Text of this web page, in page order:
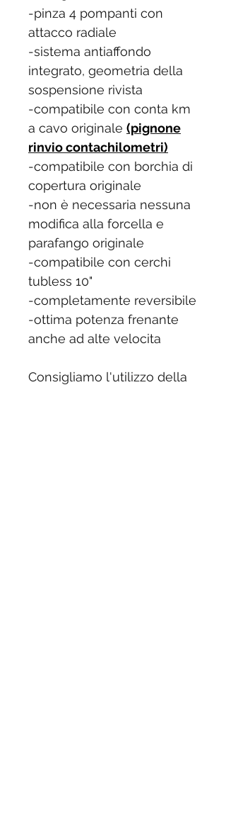
-pinza 4 pompanti con
attacco radiale
-sistema antiaffondo
integrato, geometria della
sospensione rivista
-compatibile con conta km
a cavo originale (pignone
rinvio contachilometri)
-compatibile con borchia di
copertura originale
-non è necessaria nessuna
modifica alla forcella e
parafango originale
-compatibile con cerchi
tubless 10"
-completamente reversibile
-ottima potenza frenante
anche ad alte velocita
Consigliamo l'utilizzo della